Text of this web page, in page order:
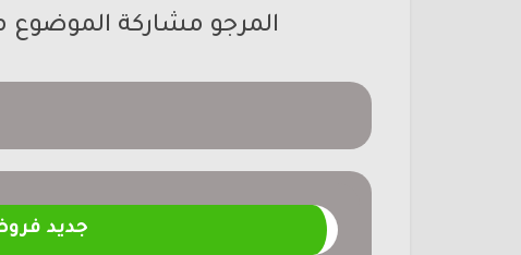
المرجو مشاركة الموضوع
جديد